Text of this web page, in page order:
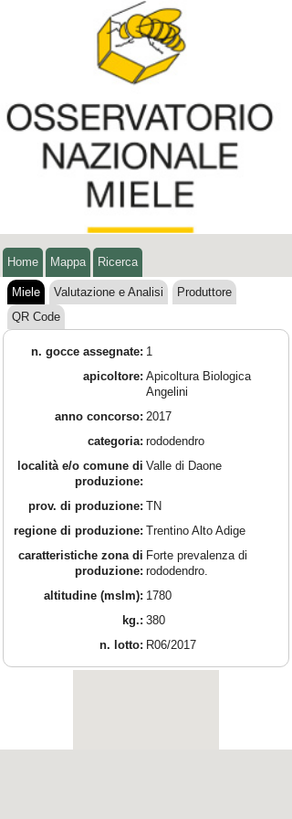
Home Mappa Ricerca
Miele Valutazione e Analisi
Produttore
QR Code
n. gocce assegnate: 1
apicoltore: Apicoltura Biologica
Angelini
anno concorso: 2017
categoria: rododendro
località e/o comune di
produzione:
Valle di Daone
prov. di produzione: TN
regione di produzione: Trentino Alto Adige
caratteristiche zona di
produzione:
Forte prevalenza di
rododendro.
altitudine (mslm): 1780
kg.: 380
n. lotto: R06/2017